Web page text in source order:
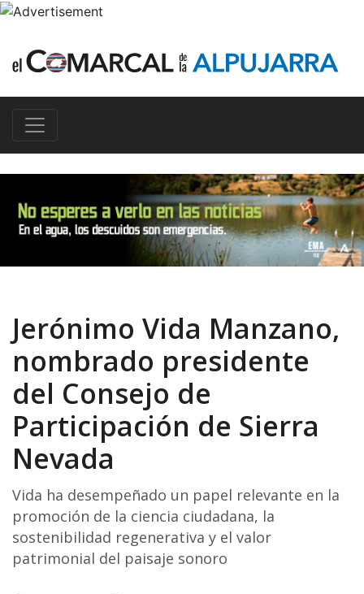
Jerónimo Vida Manzano,
nombrado presidente
del Consejo de
Participación de Sierra
Nevada
Vida ha desempeñado un papel relevante en la
promoción de la ciencia ciudadana, la
sostenibilidad regenerativa y el valor
patrimonial del paisaje sonoro